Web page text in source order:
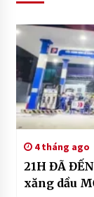
4 tháng ago
21H ĐÃ
xăng dầu